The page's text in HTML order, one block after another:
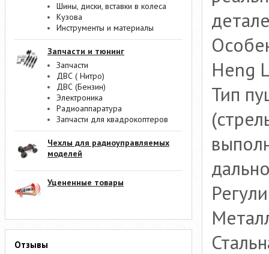
Шины, диски, вставки в колеса
Кузова
Инструменты и материалы
Запчасти и тюнинг
Запчасти
ДВС ( Нитро)
ДВС (Бензин)
Электроника
Радиоаппаратура
Запчасти для квадрокоптеров
Чехлы для радиоуправляемых
моделей
Уцененные товары
Отзывы
Heng
Тип